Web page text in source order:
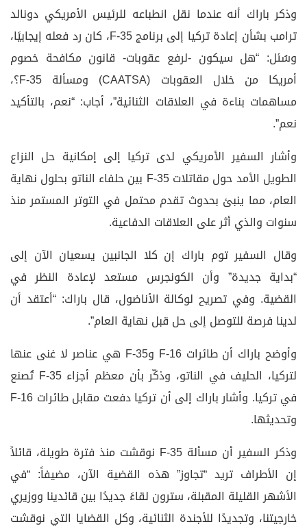
وذكر باراك أنه عندما نقل انطباعه للرئيس الأمريكي دونالد
ترامب بشأن إعادة تركيا إلى برنامج F-35، كان رد فعله إيجابيًا،
وسُئل: “هل سيكون -لرفع عقوبات- قانون مكافحة خصوم
أمريكا من خلال العقوبات (CAATSA) ومسألة F-35؟،
مساهمات بناءة في العلاقات الثنائية”، أجاب: “نعم، بالتأكيد
نعم”.
وأشار السفير الأمريكي لدى تركيا إلى إمكانية حل النزاع
الطويل الأمد حول مقاتلات F-35 بين حلفاء الناتو بحلول نهاية
العام، مما ينبئ بحدوث تقدم محتمل في التوتر المستمر منذ
سنوات والذي أثر على العلاقات الدفاعية.
وقال السفير توم باراك إن كلا الجانبين يسعيان الآن إلى
“بداية جديدة” وأن الكونجرس مستعد لإعادة النظر في
القضية. وفي تصريح لوكالة الأناضول، قال باراك: “أعتقد أن
لدينا فرصة للتوصل إلى حل قبل نهاية العام”.
وأوضح باراك أن طائرات F-16 وF-35 هي عناصر لا غنى عنها
لتركيا، الحليف في الناتو، وذكّر بأن معظم أجزاء F-35 تُصنع
في تركيا. وأشار باراك إلى أن تركيا دفعت مقابل طائرات F-16
وتحديثها.
وذكر السفير أن مسألة F-35 نوقشت منذ فترة طويلة، قائلاً
إن الأطراف تريد “تجاوز” هذه القضية الآن، مضيفاً: “في
الأشهر القليلة المقبلة، سترون لقاءً جديدًا بين قائدينا ووزيري
خارجيتنا، وتجديدًا للأجندة الثنائية، وكل القضايا التي نوقشت